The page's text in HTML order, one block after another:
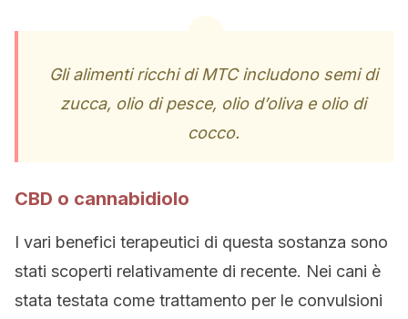
Gli alimenti ricchi di MTC includono semi di
zucca, olio di pesce, olio d’oliva e olio di
cocco.
CBD o cannabidiolo
I vari benefici terapeutici di questa sostanza sono
stati scoperti relativamente di recente. Nei cani è
stata testata come trattamento per le convulsioni